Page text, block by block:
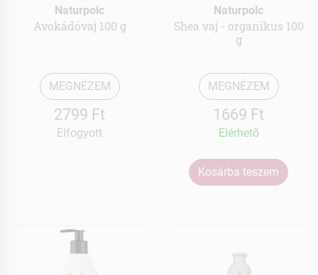
Naturpolc
Avokádóvaj 100 g
MEGNÉZEM
2799 Ft
Elfogyott
Naturpolc
Shea vaj - organikus 100
g
MEGNÉZEM
1669 Ft
Elérhetõ
Kosárba teszem